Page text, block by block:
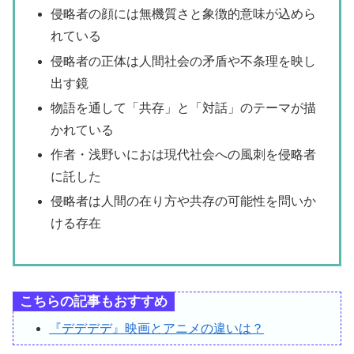
侵略者の顔には無機質さと象徴的意味が込めら
れている
侵略者の正体は人間社会の矛盾や不条理を映し
出す鏡
物語を通して「共存」と「対話」のテーマが描
かれている
作者・浅野いにおは現代社会への風刺を侵略者
に託した
侵略者は人間の在り方や共存の可能性を問いか
ける存在
こちらの記事もおすすめ
『デデデデ』映画とアニメの違いは？